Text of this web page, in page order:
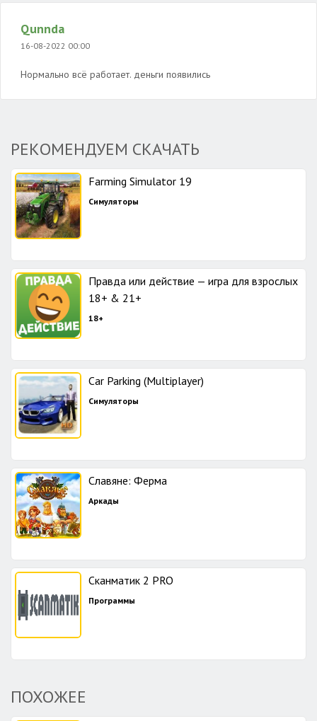
Qunnda
16-08-2022 00:00
Нормально всё работает. деньги появились
РЕКОМЕНДУЕМ СКАЧАТЬ
Farming Simulator 19
Симуляторы
Правда или действие — игра для взрослых
18+ & 21+
18+
Car Parking (Multiplayer)
Симуляторы
Славяне: Ферма
Аркады
Сканматик 2 PRO
Программы
ПОХОЖЕЕ